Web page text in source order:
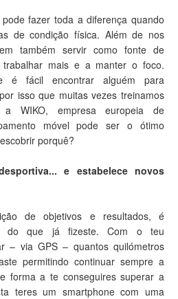
fazer toda a diferença quando
de condição física. Além de nos
também servir como fonte de
trabalhar mais e a manter o foco.
é fácil encontrar alguém para
isso que muitas vezes treinamos
a WIKO, empresa europeia de
móvel pode ser o ótimo
porquê?
e estabelece novos
de objetivos e resultados, é
do que já fizeste. Com o teu
– via GPS – quantos quilómetros
permitindo continuar sempre a
forma a te conseguires superar a
teres um smartphone com uma